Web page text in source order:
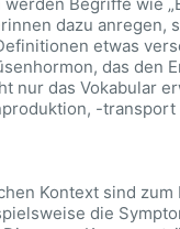
dazu
etwas
das den
nur das Vokabular
-
Kontext sind
die